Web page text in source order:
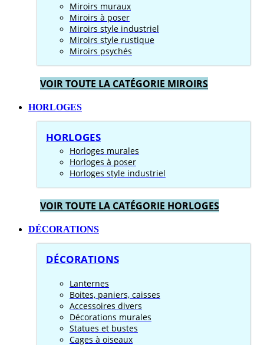
Miroirs muraux
Miroirs à poser
Miroirs style industriel
Miroirs style rustique
Miroirs psychés
VOIR TOUTE LA CATÉGORIE MIROIRS
HORLOGES
HORLOGES
Horloges murales
Horloges à poser
Horloges style industriel
VOIR TOUTE LA CATÉGORIE HORLOGES
DÉCORATIONS
DÉCORATIONS
Lanternes
Boites, paniers, caisses
Accessoires divers
Décorations murales
Statues et bustes
Cages à oiseaux